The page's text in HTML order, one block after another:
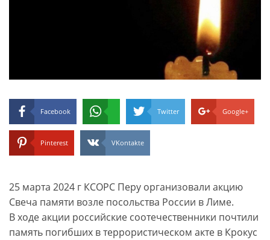
Facebook Twitter Google+
Pinterest VKontakte
25 марта 2024 г КСОРС Перу организовали акцию
Свеча памяти возле посольства России в Лиме.
В ходе акции российские соотечественники почтили
память погибших в террористическом акте в Крокус